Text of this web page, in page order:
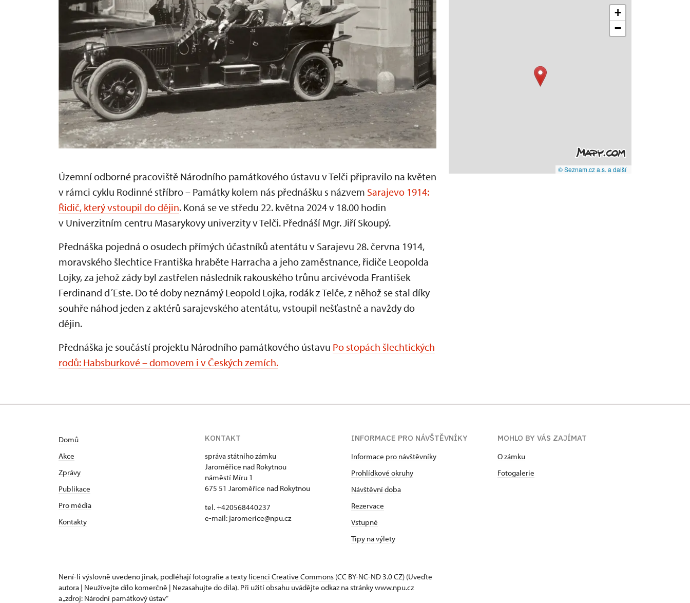
Územní odborné pracoviště Národního památkového ústavu v Telči připravilo na květen
v rámci cyklu Rodinné stříbro – Památky kolem nás přednášku s názvem Sarajevo 1914:
Řidič, který vstoupil do dějin. Koná se ve středu 22. května 2024 v 18.00 hodin
v Univerzitním centru Masarykovy univerzity v Telči. Přednáší Mgr. Jiří Skoupý.
Přednáška pojedná o osudech přímých účastníků atentátu v Sarajevu 28. června 1914,
moravského šlechtice Františka hraběte Harracha a jeho zaměstnance, řidiče Leopolda
Lojky, za jehož zády byl zastřelen následník rakouského trůnu arcivévoda František
Ferdinand d´Este. Do té doby neznámý Leopold Lojka, rodák z Telče, z něhož se stal díky
souhře náhod jeden z aktérů sarajevského atentátu, vstoupil nešťastně a navždy do
dějin.
Přednáška je součástí projektu Národního památkového ústavu Po stopách šlechtických
rodů: Habsburkové – domovem i v Českých zemích.
+
−
© Seznam.cz a.s. a další
Domů
Akce
Zprávy
Publikace
Pro média
Kontakty
KONTAKT
správa státního zámku
Jaroměřice nad Rokytnou
náměstí Míru 1
675 51 Jaroměřice nad Rokytnou
tel. +420568440237
e-mail: jaromerice@npu.cz
INFORMACE PRO NÁVŠTĚVNÍKY
Informace pro návštěvníky
Prohlídkové okruhy
Návštěvní doba
Rezervace
Vstupné
Tipy na výlety
MOHLO BY VÁS ZAJÍMAT
O zámku
Fotogalerie
Není-li výslovně uvedeno jinak, podléhají fotografie a texty licenci Creative Commons (CC BY-NC-ND 3.0 CZ) (Uveďte
autora | Neužívejte dílo komerčně | Nezasahujte do díla). Při užití obsahu uvádějte odkaz na stránky www.npu.cz
a „zdroj: Národní památkový ústav“